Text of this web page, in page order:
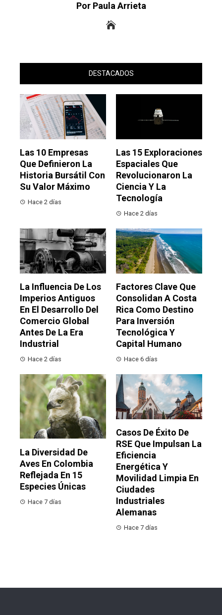
Por Paula Arrieta
DESTACADOS
Las 10 Empresas
Que Definieron La
Historia Bursátil Con
Su Valor Máximo
Hace 2 días
Las 15 Exploraciones
Espaciales Que
Revolucionaron La
Ciencia Y La
Tecnología
Hace 2 días
La Influencia De Los
Imperios Antiguos
En El Desarrollo Del
Comercio Global
Antes De La Era
Industrial
Hace 2 días
Factores Clave Que
Consolidan A Costa
Rica Como Destino
Para Inversión
Tecnológica Y
Capital Humano
Hace 6 días
La Diversidad De
Aves En Colombia
Reflejada En 15
Especies Únicas
Hace 7 días
Casos De Éxito De
RSE Que Impulsan La
Eficiencia
Energética Y
Movilidad Limpia En
Ciudades
Industriales
Alemanas
Hace 7 días